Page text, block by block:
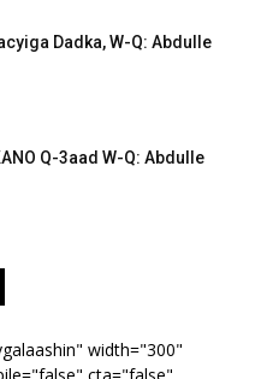
Dadka, W-Q: Abdulle
Q-3aad W-Q: Abdulle
width="300"